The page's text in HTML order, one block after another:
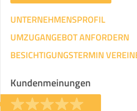
UNTERNEHMENSPROFIL
UMZUGANGEBOT ANFORDERN
BESICHTIGUNGSTERMIN
Kundenmeinungen